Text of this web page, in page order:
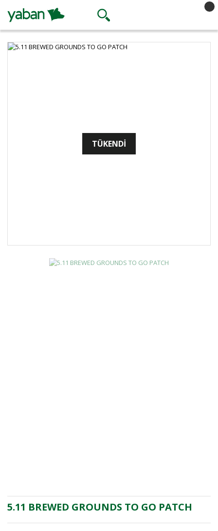
TÜKENDİ
5.11 BREWED GROUNDS TO GO PATCH